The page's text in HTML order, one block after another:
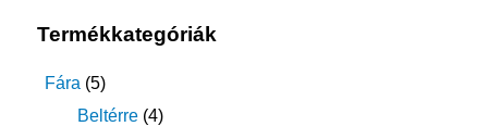
Termékkategóriák
Fára (5)
Beltérre (4)